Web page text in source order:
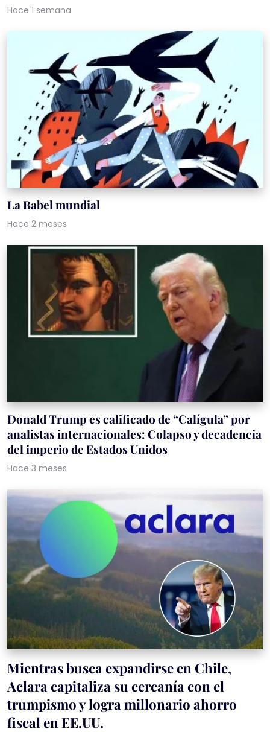
Hace 1 semana
La Babel mundial
Hace 2 meses
Donald Trump es calificado de “Calígula” por
analistas internacionales: Colapso y decadencia
del imperio de Estados Unidos
Hace 3 meses
Mientras busca expandirse en Chile,
Aclara capitaliza su cercanía con el
trumpismo y logra millonario ahorro
fiscal en EE.UU.